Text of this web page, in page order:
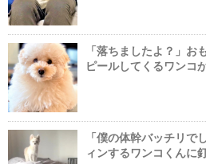
「落ちましたよ？」お
ピールしてくるワンコ
「僕の体幹バッチリ
ィンするワンコくんに